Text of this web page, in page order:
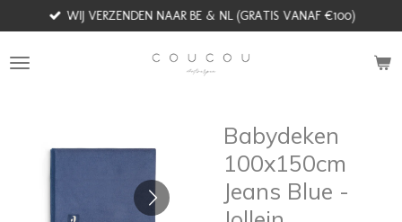
direct
naar
de
WIJ VERZENDEN NAAR BE & NL (GRATIS VANAF €100)
Babydeken
100x150cm
Jeans Blue -